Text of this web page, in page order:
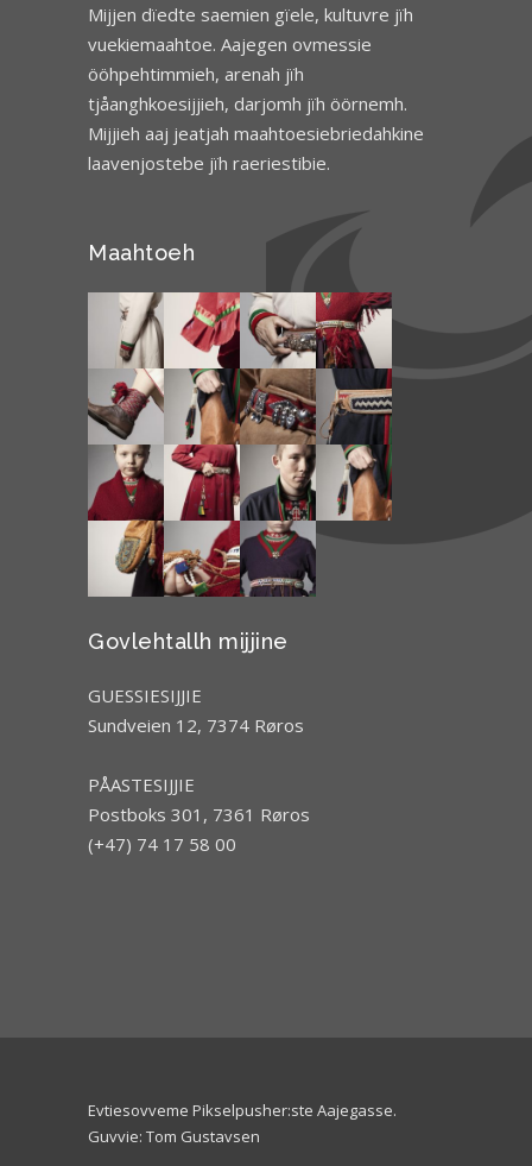
Mijjen dïedte saemien gïele, kultuvre jïh
vuekiemaahtoe. Aajegen ovmessie
ööhpehtimmieh, arenah jïh
tjåanghkoesijjieh, darjomh jïh öörnemh.
Mijjieh aaj jeatjah maahtoesiebriedahkine
laavenjostebe jïh raeriestibie.
Maahtoeh
Govlehtallh mijjine
GUESSIESIJJIE
Sundveien 12, 7374 Røros
PÅASTESIJJIE
Postboks 301, 7361 Røros
(+47) 74 17 58 00
Evtiesovveme Pikselpusher:ste Aajegasse.
Guvvie: Tom Gustavsen